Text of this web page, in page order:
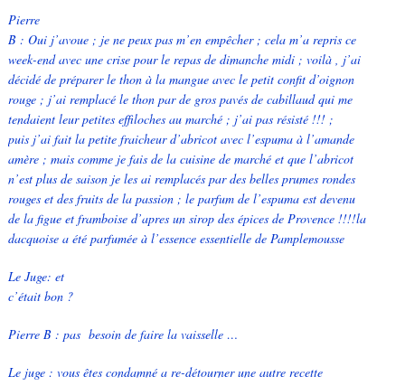
Pierre
B : Oui j’avoue ; je ne peux pas m’en empêcher ; cela m’a repris ce
week-end avec une crise pour le repas de dimanche midi ; voilà , j’ai
décidé de préparer le thon à la mangue avec le petit confit d’oignon
rouge ; j’ai remplacé le thon par de gros pavés de cabillaud qui me
tendaient leur petites effiloches au marché ; j’ai pas résisté !!! ;
puis j’ai fait la petite fraicheur d’abricot avec l’espuma à l’amande
amère ; mais comme je fais de la cuisine de marché et que l’abricot
n’est plus de saison je les ai remplacés par des belles prumes rondes
rouges et des fruits de la passion ; le parfum de l’espuma est devenu
de la figue et framboise d’apres un sirop des épices de Provence !!!!la
dacquoise a été parfumée à l’essence essentielle de Pamplemousse
Le Juge: et
c’était bon ?
Pierre B : pas besoin de faire la vaisselle …
Le juge : vous êtes condamné a re-détourner une autre recette